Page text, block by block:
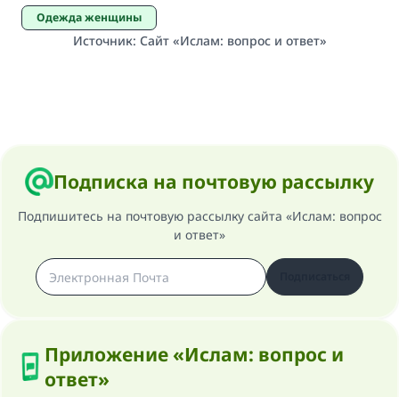
Одежда женщины
Источник: Сайт «Ислам: вопрос и ответ»
Подписка на почтовую рассылку
Подпишитесь на почтовую рассылку сайта «Ислам: вопрос
и ответ»
Приложение «Ислам: вопрос и
ответ»
(МУСЛИМ, № 1893).